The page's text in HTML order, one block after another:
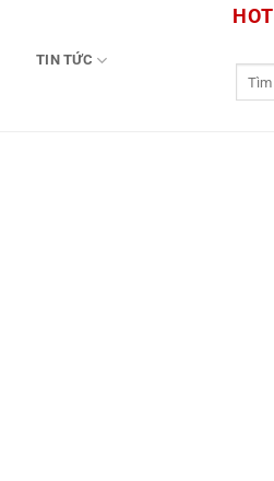
TIN TỨC